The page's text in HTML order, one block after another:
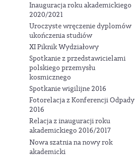
Inauguracja roku akademickiego
2020/2021
Uroczyste wręczenie dyplomów
ukończenia studiów
XI Piknik Wydziałowy
Spotkanie z przedstawicielami
polskiego przemysłu
kosmicznego
Spotkanie wigilijne 2016
Fotorelacja z Konferencji Odpady
2016
Relacja z inauguracji roku
akademickiego 2016/2017
Nowa szatnia na nowy rok
akademicki